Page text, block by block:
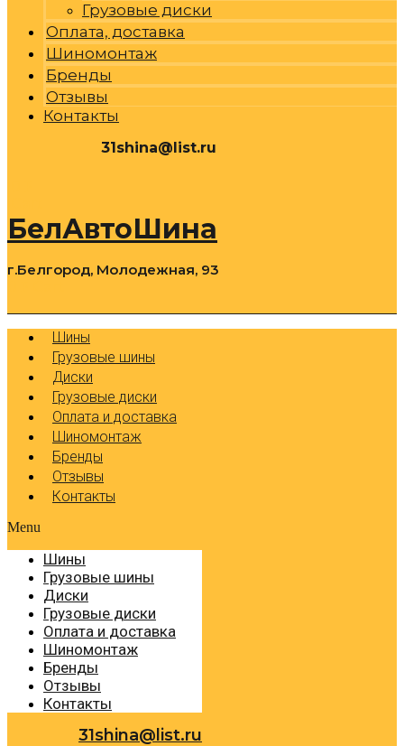
Грузовые диски
Оплата, доставка
Шиномонтаж
Бренды
Отзывы
Контакты
31shina@list.ru
БелАвтоШина
г.Белгород, Молодежная, 93
Шины
Грузовые шины
Диски
Грузовые диски
Оплата и доставка
Шиномонтаж
Бренды
Отзывы
Контакты
Menu
Шины
Грузовые шины
Диски
Грузовые диски
Оплата и доставка
Шиномонтаж
Бренды
Отзывы
Контакты
31shina@list.ru